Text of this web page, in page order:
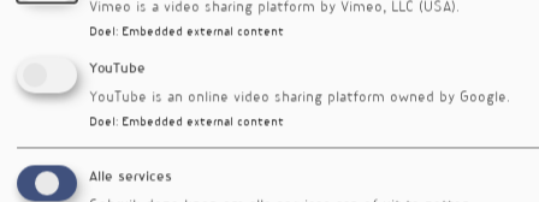
Vimeo is a video sharing platform by Vimeo, LLC (USA).
Doel : Embedded external content
YouTube
YouTube is an online video sharing platform owned by Google.
Doel : Embedded external content
Alle services